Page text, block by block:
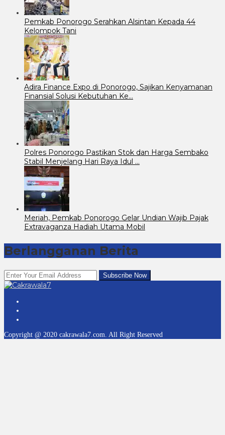
Pemkab Ponorogo Serahkan Alsintan Kepada 44
Kelompok Tani
Adira Finance Expo di Ponorogo, Sajikan Kenyamanan
Finansial Solusi Kebutuhan Ke…
Polres Ponorogo Pastikan Stok dan Harga Sembako
Stabil Menjelang Hari Raya Idul …
Meriah, Pemkab Ponorogo Gelar Undian Wajib Pajak
Extravaganza Hadiah Utama Mobil
Berlangganan Berita
Copyright @ 2020 cakrawala7.com. All Right Reserved